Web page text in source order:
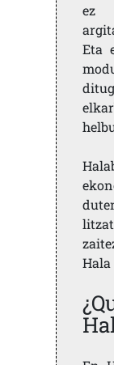
ez
Eta
Hala